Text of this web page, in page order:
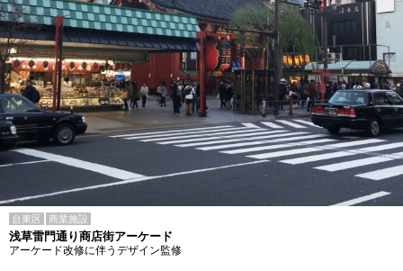
台東区 商業施設
浅草雷門通り商店街アーケード
アーケード改修に伴うデザイン監修